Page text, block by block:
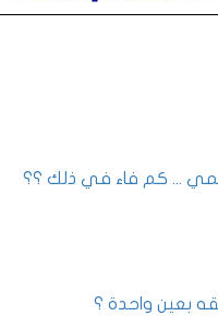
... كم فاء في ذلك ؟؟
بعين واحدة ؟